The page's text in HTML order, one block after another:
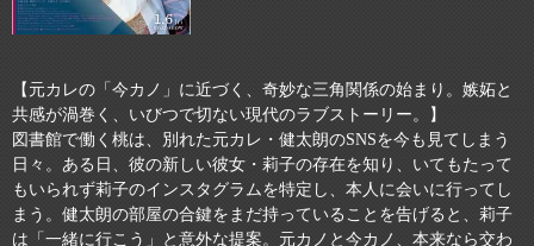
【元カレの「今カノ」に近づく、奇妙な三角関係の始まり。嫉妬と
共感が渦巻く、いびつで切ない現代のラブストーリー。】
図書館で働く桃は、別れた元カレ・健太朗のSNSを今も見てしまう
日々。ある日、彼の新しい彼女・莉子の存在を知り、いてもたって
もいられず莉子のインスタグラムを特定し、本人に会いに行ってし
まう。健太朗の部屋の合鍵をまだ持っていることを告げると、莉子
は「一緒に行こう」と意外な提案。元カノと今カノ、本来なら交わ